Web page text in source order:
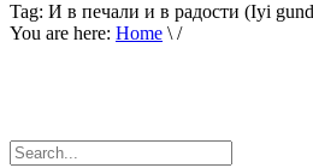
Tag: И в печали и в радости (Iyi
You are here: Home \ /